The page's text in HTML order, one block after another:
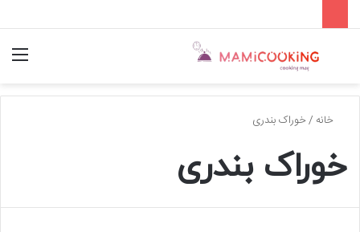
جستجو
خانه /خوراک بندری
خوراک بندری